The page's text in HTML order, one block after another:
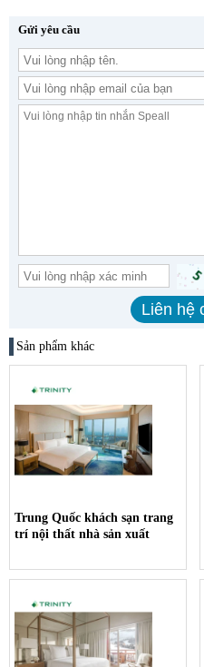
Gửi yêu cầu
Sản phẩm khác
Trung Quốc khách sạn trang
trí nội thất nhà sản xuất